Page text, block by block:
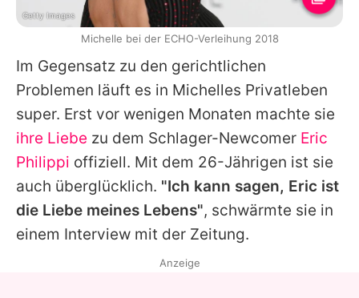
Im Gegensatz zu den gerichtlichen
Problemen läuft es in Michelles Privatleben
super. Erst vor wenigen Monaten machte sie
ihre Liebe zu dem Schlager-Newcomer Eric
Philippi offiziell. Mit dem 26-Jährigen ist sie
auch überglücklich. "Ich kann sagen, Eric ist
die Liebe meines Lebens", schwärmte sie in
einem Interview mit der Zeitung.
Getty Images
Michelle bei der ECHO-Verleihung 2018
Anzeige